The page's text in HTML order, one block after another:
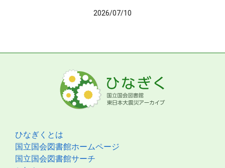
2026/07/10
ひなぎくとは
国立国会図書館ホームページ
国立国会図書館サーチ